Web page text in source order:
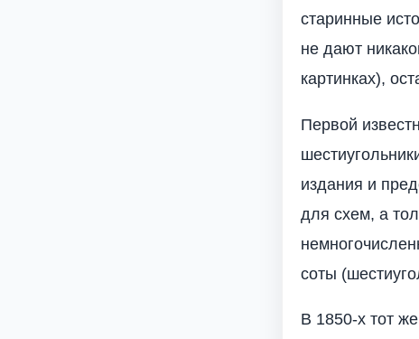
старинные
не дают
картинках),
Первой
издания и
для схем, а
соты
В 1850-х тот